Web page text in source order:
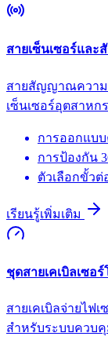
สายเซ็นเซอร์แล
สายสัญญาณความแ
เซ็นเซอร์อุตสาหก
การออกแบ
การป้องกัน
ตัวเลือกขั้วต่
เรียนรู้เพิ่มเติม
ชุดสายเคเบิลเซอ
สายเคเบิลจ่ายไฟ
สำหรับระบบควบ